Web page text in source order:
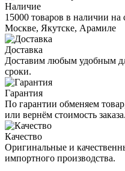
Наличие
15000 товаров в наличии на
Москве, Якутске, Арамиле
Доставка
Доставим любым удобным
сроки.
Гарантия
По гарантии обменяем
или вернём стоимость заказа.
Качество
Оригинальные и
импортного производства.